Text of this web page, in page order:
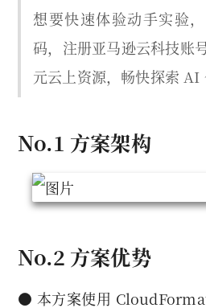
想要快速体验动手实验
码，注册亚马逊云科技账
元云上资源，畅快探索 AI
No.1 方案架构
No.2 方案优势
● 本方案使用